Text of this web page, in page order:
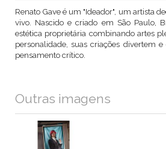
Renato Gave é um "Ideador", um artista
vivo. Nascido e criado em São Paulo,
estética proprietária combinando artes
personalidade, suas criações divertem
pensamento crítico.
Outras imagens